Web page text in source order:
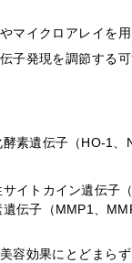
マイクロアレイを
子発現を調節する
酵素遺伝子（HO-1
サイトカイン遺伝子
伝子（MMP1、
容効果にとどまらず